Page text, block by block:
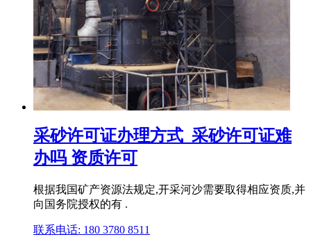
采砂许可证办理方式_采砂许可证难
办吗 资质许可
根据我国矿产资源法规定,开采河沙需要取得相应资质,并
向国务院授权的有 .
联系电话: 180 3780 8511